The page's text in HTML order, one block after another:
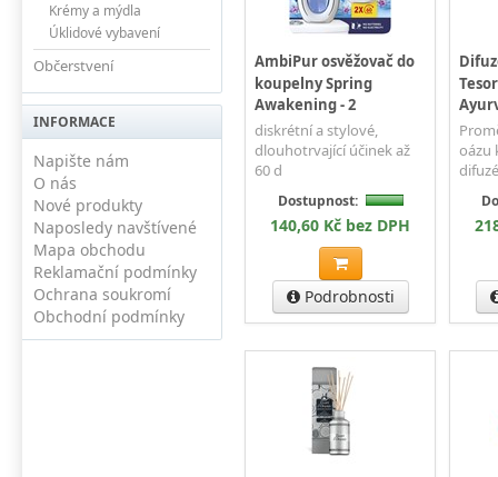
Krémy a mýdla
Úklidové vybavení
Občerstvení
INFORMACE
Napište nám
O nás
Nové produkty
Naposledy navštívené
Mapa obchodu
Reklamační podmínky
Ochrana soukromí
Obchodní podmínky
AmbiPur osvěžovač do
koupelny Spring
Awakening - 2
diskrétní a stylové,
dlouhotrvající účinek až
60 d
Dostupnost:
140,60 Kč bez DPH
Podrobnosti
oázu